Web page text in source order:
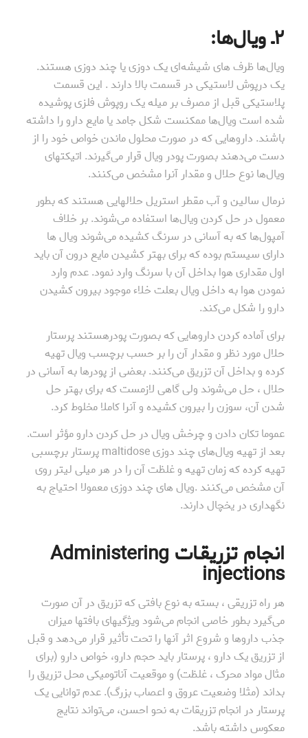
۲ـ ویال‌ها:
ویال‌ها ظرف های شیشه‌ای یک دوزی یا چند دوزی هستند.
یک درپوش لاستیکی در قسمت بالا دارند . این قسمت
پلاستیکی قبل از مصرف بر میله یک روپوش فلزی پوشیده
شده است ویال‌ها ممکنست شکل جامد یا مایع دارو را داشته
باشند. داروهایی که در صورت محلول ماندن خواص خود را از
دست می‌دهند بصورت پودر ویال قرار می‌گیرند. اتیکتهای
ویال‌ها نوع حلال و مقدار آنرا مشخص می‌کنند.
نرمال سالین و آب مقطر استریل حلالهایی هستند که بطور
معمول در حل کردن ویال‌ها استفاده می‌شوند. بر خلاف
آمپول‌ها که به آسانی در سرنگ کشیده می‌شوند ویال ها
دارای سیستم بوده که برای بهتر کشیدن مایع درون آن باید
اول مقداری هوا بداخل آن با سرنگ وارد نمود. عدم وارد
نمودن هوا به داخل ویال بعلت خلاء موجود بیرون کشیدن
دارو را شکل می‌کند.
برای آماده کردن داروهایی که بصورت پودرهستند پرستار
حلال مورد نظر و مقدار آن را بر حسب برچسب ویال تهیه
کرده و بداخل آن تزریق می‌کنند. بعضی از پودرها به آسانی در
حلال ، حل می‌شوند ولی گاهی لازمست که برای بهتر حل
شدن آن، سوزن را بیرون کشیده و آنرا کاملا مخلوط کرد.
عموما تکان دادن و چرخش ویال در حل کردن دارو مؤثر است.
بعد از تهیه ویال‌های چند دوزی maltidose پرستار برچسبی
تهیه کرده که زمان تهیه و غلظت آن را در هر میلی لیتر روی
آن مشخص می‌کنند .ویال ‌های چند دوزی معمولا احتیاج به
نگهداری در یخچال دارند.
انجام تزریقـات Administering
injections
هر راه تزریقی ، بسته به نوع بافتی که تزریق در آن صورت
می‌گیرد بطور خاصی انجام می‌شود ویژگیهای بافتها میزان
جذب داروها و شروع اثر آنها را تحت تأثیر قرار می‌دهد و قبل
از تزریق یک دارو ، پرستار باید حجم دارو، خواص دارو (برای
مثال مواد محرک ، غلظت) و موقعیت آناتومیکی محل تزریق را
بداند (مثلا وضعیت عروق و اعصاب بزرگ). عدم توانایی یک
پرستار در انجام تزریقات به نحو احسن، می‌تواند نتایج
معکوس داشته باشد.